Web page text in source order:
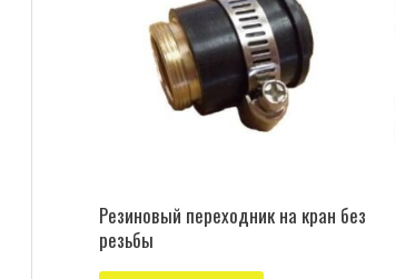
Резиновый переходник на кран без
резьбы